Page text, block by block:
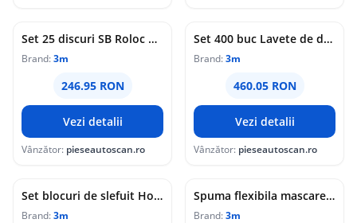
Set 25 discuri SB Roloc dur 120 maro 3M
Brand:3m
246.95 RON
Vezi detalii
Vânzător: pieseautoscan.ro
Set 400 buc Lavete de degresare 37x29cm 3M
Brand:3m
460.05 RON
Vezi detalii
Vânzător: pieseautoscan.ro
Set blocuri de slefuit Hookit GOLD fara absorbtie de praf 3M
Brand:3m
Spuma flexibila mascare, 13mm x 50m cutie 3M
Brand:3m